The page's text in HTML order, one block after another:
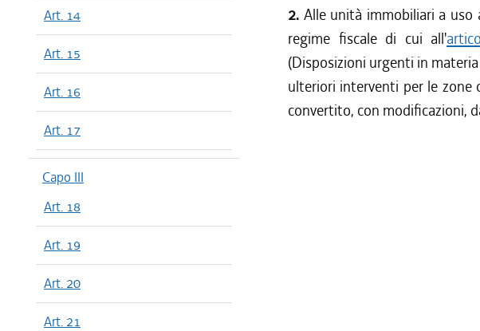
Art. 14
Art. 15
Art. 16
Art. 17
Capo III
Art. 18
Art. 19
Art. 20
Art. 21
2. Alle unità immobiliari a uso
regime fiscale di cui all'
(Disposizioni urgenti in
ulteriori interventi per le zone
convertito, con modificazioni,